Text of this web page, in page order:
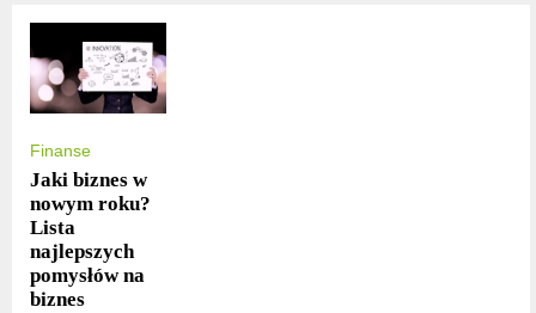
Finanse
Jaki biznes w
nowym roku?
Lista
najlepszych
pomysłów na
biznes